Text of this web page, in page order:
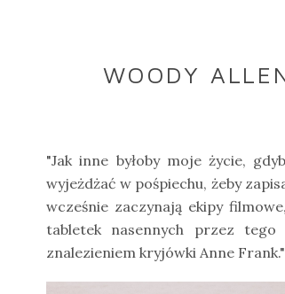
WOODY
"Jak inne byłoby moje życie,
wyjeżdżać w pośpiechu, żeby
wcześnie zaczynają ekipy
tabletek nasennych przez
znalezieniem kryjówki Anne Frank."